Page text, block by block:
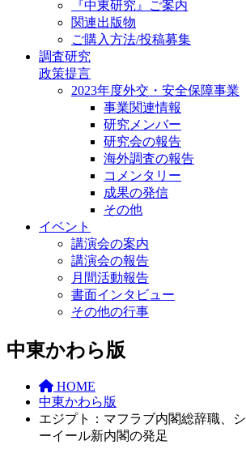
『中東研究』ご案内
関連出版物
ご購入方法/投稿募集
調査研究
政策提言
2023年度外交・安全保障事業
事業関連情報
研究メンバー
研究会の報告
海外調査の報告
コメンタリー
成果の発信
その他
イベント
講演会の案内
講演会の報告
月間活動報告
書面インタビュー
その他の行事
中東かわら版
HOME
中東かわら版
エジプト：マフラブ内閣総辞職、
ーイール新内閣の発足